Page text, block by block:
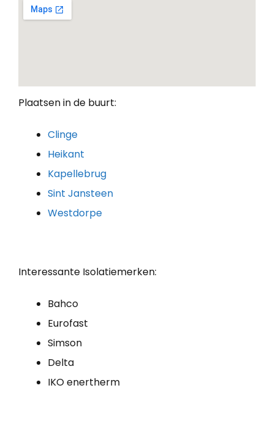
Plaatsen in de buurt:
Clinge
Heikant
Kapellebrug
Sint Jansteen
Westdorpe
Interessante Isolatiemerken:
Bahco
Eurofast
Simson
Delta
IKO enertherm